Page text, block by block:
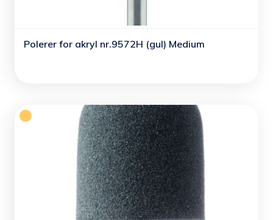
Polerer for akryl nr.9572H (gul) Medium